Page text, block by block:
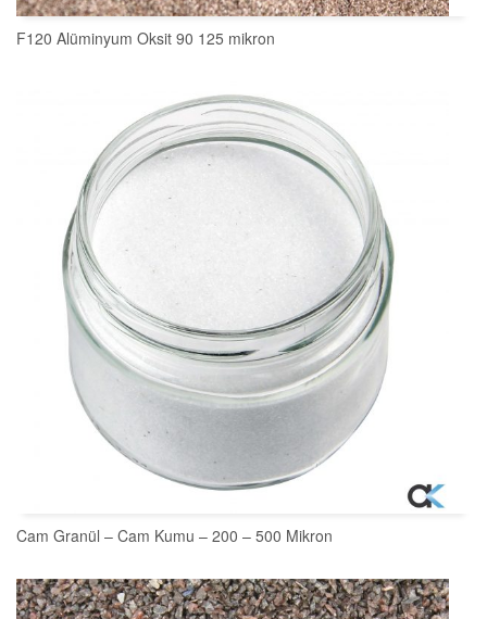
SEPETE EKLE
F120 Alüminyum Oksit 90 125 mikron
Cam Granül – Cam Kumu – 200 – 500 Mikron